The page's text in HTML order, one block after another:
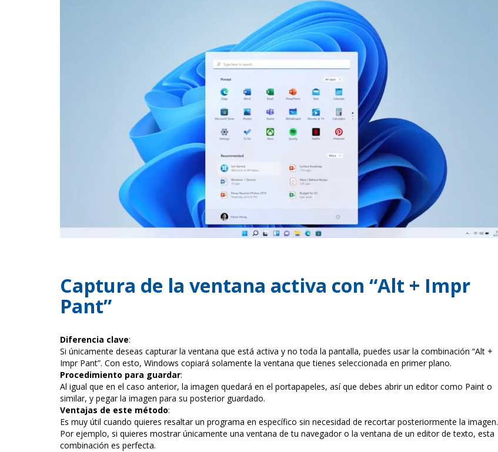
Captura de la ventana activa con “Alt + Impr
Pant”
Diferencia clave:
Si únicamente deseas capturar la ventana que está activa y no toda la pantalla, puedes usar la combinación “Alt +
Impr Pant”. Con esto, Windows copiará solamente la ventana que tienes seleccionada en primer plano.
Procedimiento para guardar:
Al igual que en el caso anterior, la imagen quedará en el portapapeles, así que debes abrir un editor como Paint o
similar, y pegar la imagen para su posterior guardado.
Ventajas de este método:
Es muy útil cuando quieres resaltar un programa en específico sin necesidad de recortar posteriormente la imagen.
Por ejemplo, si quieres mostrar únicamente una ventana de tu navegador o la ventana de un editor de texto, esta
combinación es perfecta.